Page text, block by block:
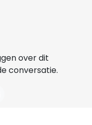
over dit
conversatie.